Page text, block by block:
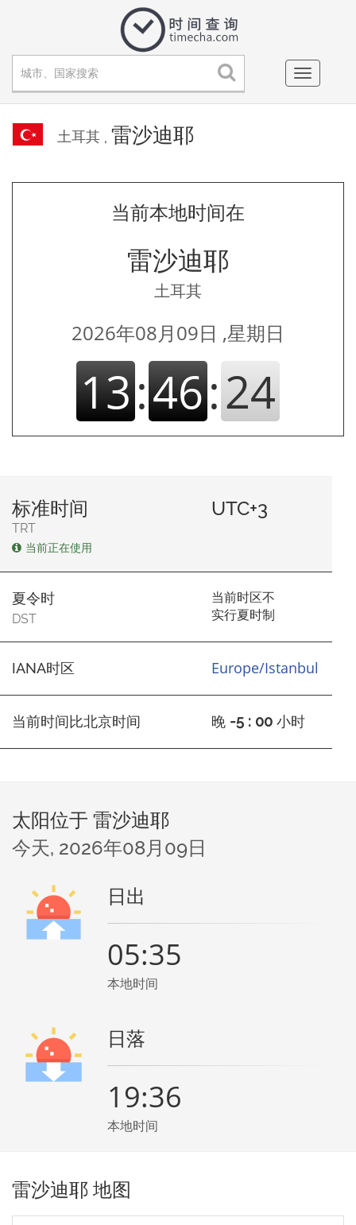
Toggle
土耳其 , 雷沙迪耶
当前本地时间在
雷沙迪耶
土耳其
2026年08月09日 ,星期日
13:46:24
标准时间
TRT
当前正在使用
UTC+3
夏令时
DST
当前时区不
实行夏时制
IANA时区 Europe/Istanbul
当前时间比北京时间 晚-5 : 00 小时
太阳位于 雷沙迪耶
今天, 2026年08月09日
日出
05:35
本地时间
日落
19:36
本地时间
雷沙迪耶 地图